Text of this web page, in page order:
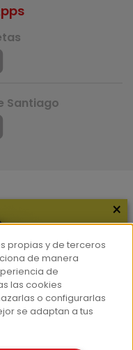
Santiago
×
propias y de terceros
de manera
de
las cookies
o configurarlas
se adaptan a tus